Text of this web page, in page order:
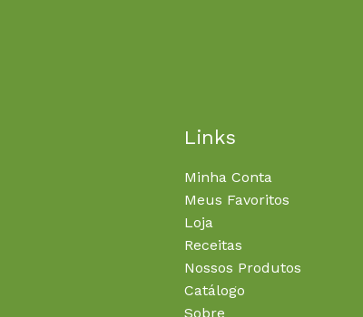
Links
Minha Conta
Meus Favoritos
Loja
Receitas
Nossos Produtos
Catálogo
Sobre